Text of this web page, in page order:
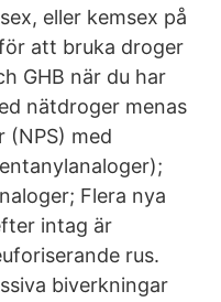
eller kemsex på
att bruka droger
GHB när du har
nätdroger menas
(NPS) med
Flera nya
intag är
rus.
biverkningar